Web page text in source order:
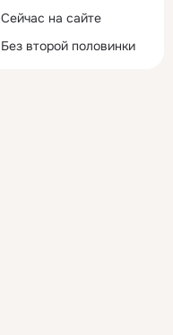
Сейчас на сайте
Без второй половинки